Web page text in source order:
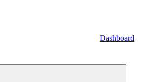
Dashboard